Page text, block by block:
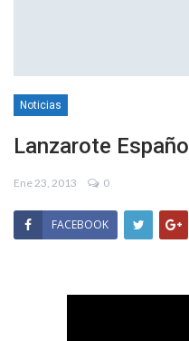
Noticias
Lanzarote Español
Ene 23, 2013 0
FACEBOOK